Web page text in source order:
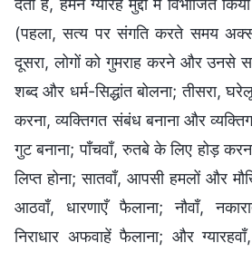
देती हैं, हमने ग्यारह मुद्दों में विभाजित
(पहला, सत्य पर संगति करते समय
दूसरा, लोगों को गुमराह करने और उनसे
शब्द और धर्म-सिद्धांत बोलना; तीसरा,
करना, व्यक्तिगत संबंध बनाना और
गुट बनाना; पाँचवाँ, रुतबे के लिए होड़
लिप्त होना; सातवाँ, आपसी हमलों और
आठवाँ, धारणाएँ फैलाना; नौवाँ,
निराधार अफवाहें फैलाना; और